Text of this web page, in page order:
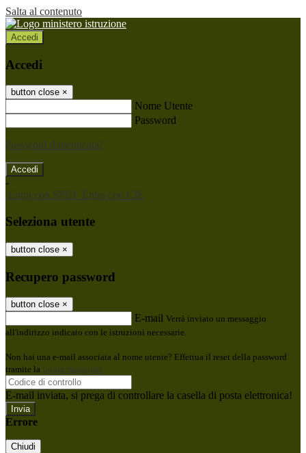
Salta al contenuto
Accedi
Accedi
button close ×
Nome Utente
Password
Password dimenticata?
-
Entra con SPID Entra con CIE
Seleziona utente
button close ×
Recupero password
button close ×
E-mail Verrà inviato un messaggio
all'indirizzo indicato con le istruzioni necessarie.
Non hai una e-mail associata al nome utente? Effettua il reset della password
tramite la Login Spaggiari
E-mail inviata, si prega di controllare la casella di posta elettronica!
Errore
Chiudi